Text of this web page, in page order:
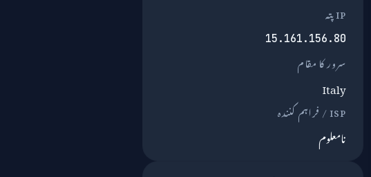
IP پتہ
15.161.156.80
سرور کا مقام
Italy
ISP / فراہم کنندہ
نامعلوم